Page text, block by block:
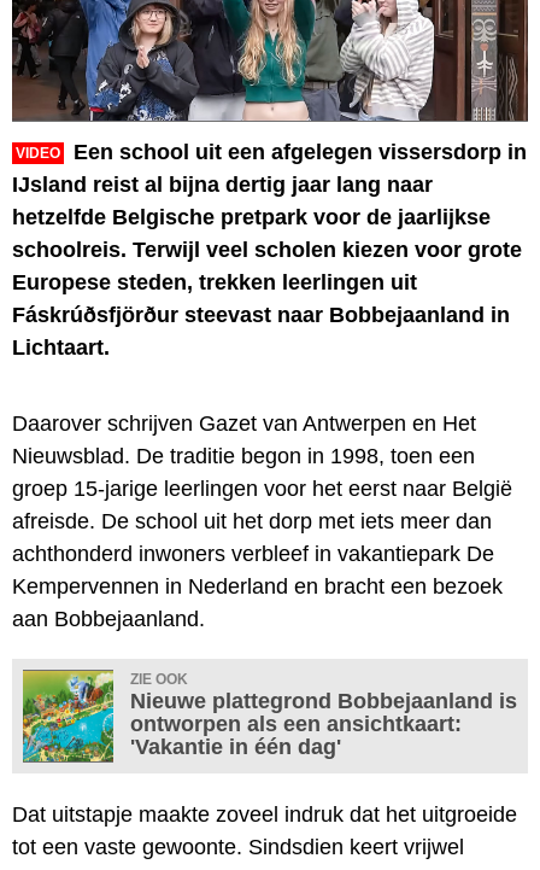
VIDEO
Een school uit een afgelegen vissersdorp in
IJsland reist al bijna dertig jaar lang naar
hetzelfde Belgische pretpark voor de jaarlijkse
schoolreis. Terwijl veel scholen kiezen voor grote
Europese steden, trekken leerlingen uit
Fáskrúðsfjörður steevast naar Bobbejaanland in
Lichtaart.
Daarover schrijven Gazet van Antwerpen en Het
Nieuwsblad. De traditie begon in 1998, toen een
groep 15-jarige leerlingen voor het eerst naar België
afreisde. De school uit het dorp met iets meer dan
achthonderd inwoners verbleef in vakantiepark De
Kempervennen in Nederland en bracht een bezoek
aan Bobbejaanland.
ZIE OOK
Nieuwe plattegrond Bobbejaanland is
ontworpen als een ansichtkaart:
'Vakantie in één dag'
Dat uitstapje maakte zoveel indruk dat het uitgroeide
tot een vaste gewoonte. Sindsdien keert vrijwel